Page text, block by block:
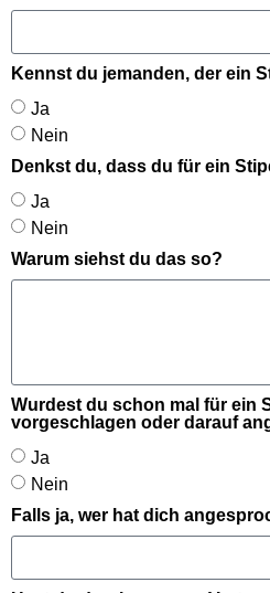
Kennst du jemanden, der ein
Ja
Nein
Denkst du, dass du für ein
Ja
Nein
Warum siehst du das so?
Wurdest du schon mal für ein
vorgeschlagen oder darauf
Ja
Nein
Falls ja, wer hat dich